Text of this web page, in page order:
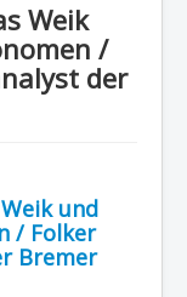
Weik
/
der
und
/ Folker
Bremer